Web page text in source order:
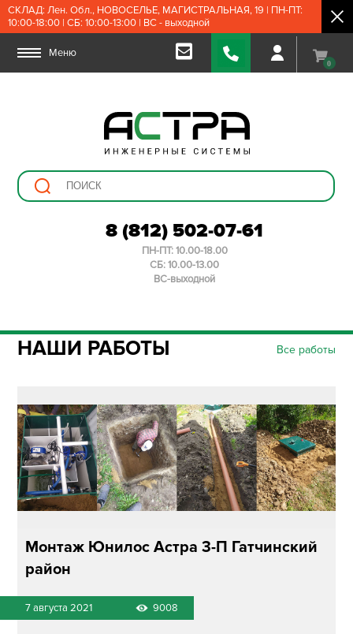
СКЛАД: Лен. Обл., НОВОСЕЛЬЕ, МАГИСТРАЛЬНАЯ, 19 | ПН-ПТ:
10:00-18:00 | СБ: 10:00-13:00 | ВС - выходной
Меню
0
8 (812) 502-07-61
ПН-ПТ: 10.00-18.00
СБ: 10.00-13.00
ВС-выходной
НАШИ РАБОТЫ Все работы
Монтаж Юнилос Астра 3-П Гатчинский
район
7 августа 2021 9008